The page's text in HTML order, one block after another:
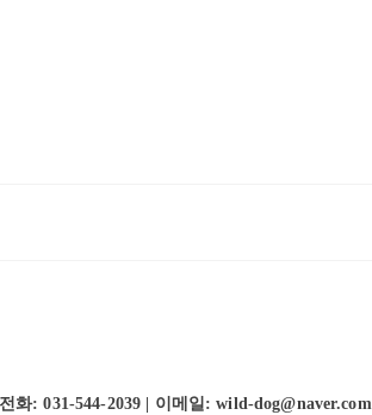
: 031-544-2039 | 이메일: wild-dog@naver.com